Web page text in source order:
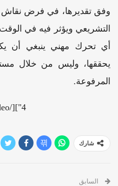
وفق تقديرها، في فرض نقاش
التشريعي ويؤثر فيه في
أي تحرك مهني ينبغي أن
يحققها، وليس من خلال
المرفوعة.
4"][/video]
شارك
السابق